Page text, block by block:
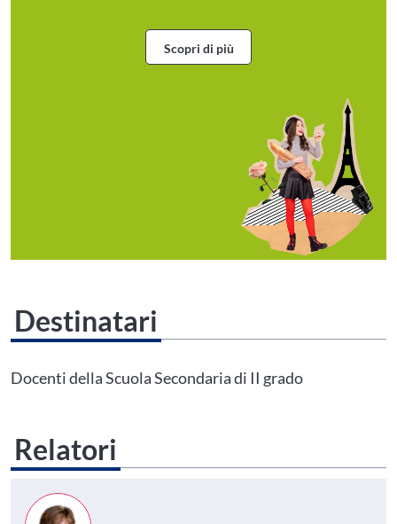
Scopri di più
Destinatari
tuo profilo personalePrima di procedere all'iscrizione aggiorna le tue scuole in
Area Personale
Docenti della Scuola Secondaria di II grado
Relatori